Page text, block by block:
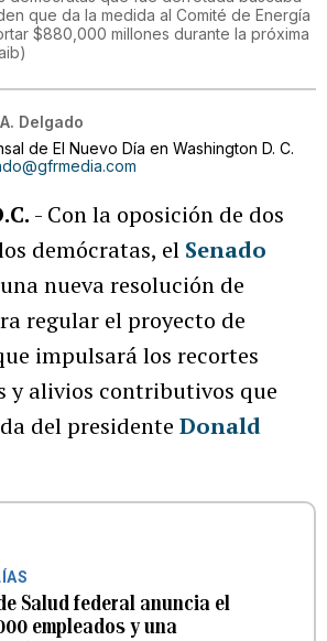
que da la medida al Comité de Energía
$880,000 millones durante la próxima
)
Delgado
de El Nuevo Día en Washington D. C.
- Con la oposición de dos
demócratas, el Senado
nueva resolución de
regular el proyecto de
impulsará los recortes
y alivios contributivos que
del presidente Donald
Salud federal anuncia el
empleados y una